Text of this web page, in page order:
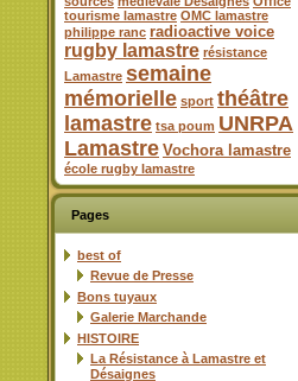
tourisme lamastre OMC lamastre
philippe ranc radioactive voice
rugby lamastre résistance
Lamastre semaine
mémorielle sport théâtre
lamastre tsa poum UNRPA
Lamastre Vochora lamastre
école rugby lamastre
Pages
best of
Revue de Presse
Bons tuyaux
Galerie Marchande
HISTOIRE
La Résistance à Lamastre et
Désaignes